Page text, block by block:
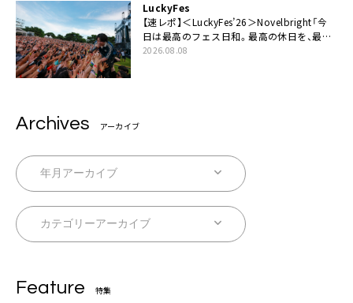
LuckyFes
【速レポ】＜LuckyFes’26＞Novelbright「今
日は最高のフェス日和。最高の休日を、最高
の夏休みを作っていきたい」
2026.08.08
Archives アーカイブ
Feature 特集